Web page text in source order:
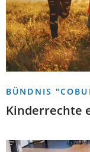
BÜNDNIS
Kinderrechte